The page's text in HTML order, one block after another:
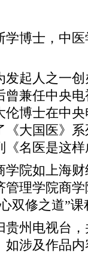
博士，中医
起人之一创
曾兼任中央
伦博士在中
大国医》系
名医是这
院如上海财
理学院商
双修之道”课
贵州电视台
如涉及作品